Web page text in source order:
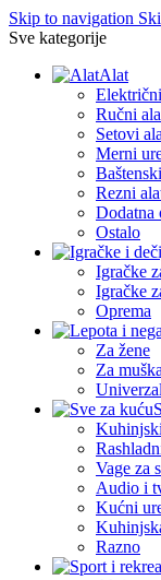
Skip to navigation
Sve kategorije
Alat
Ručni
Setovi
Merni
Rezni
Dodatna
Ostalo
Igračke
Igračke
Oprema
Za žene
Za
Vage za
Audio i
Kućni
Razno